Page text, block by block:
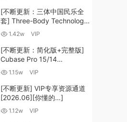
[不断更新：三体中国民乐全
套] Three-Body Technology-
R2R [WiN, MacOSX]
1.42w VIP
[不断更新：简化版+完整版]
Cubase Pro 15/14
VR/R2R/U2B+原厂音源+插件
MacOSX]（704.0MB+）
1.15w VIP
[不断更新] VIP专享资源通道
[2026.06][你懂的…]
1.12w VIP